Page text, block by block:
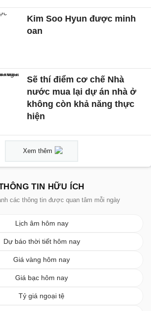
Kim Soo Hyun được minh
oan
Sẽ thí điểm cơ chế Nhà
nước mua lại dự án nhà ở
không còn khả năng thực
hiện
Xem thêm
TIN HỮU ÍCH
các thông tin được quan tâm mỗi ngày
Lịch âm hôm nay
Dự báo thời tiết hôm nay
Giá vàng hôm nay
Giá bạc hôm nay
Tỷ giá ngoại tệ